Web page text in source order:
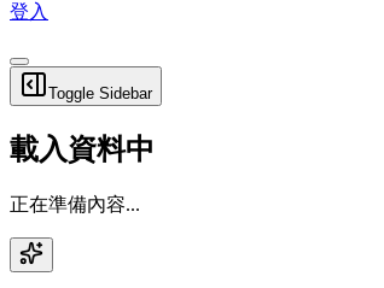
登入
Toggle Sidebar
載入資料中
正在準備內容...